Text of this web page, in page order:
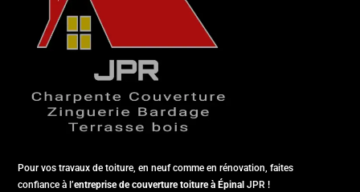
Pour vos travaux de toiture, en neuf comme en rénovation, faites
confiance à l’entreprise de couverture toiture à Épinal JPR !